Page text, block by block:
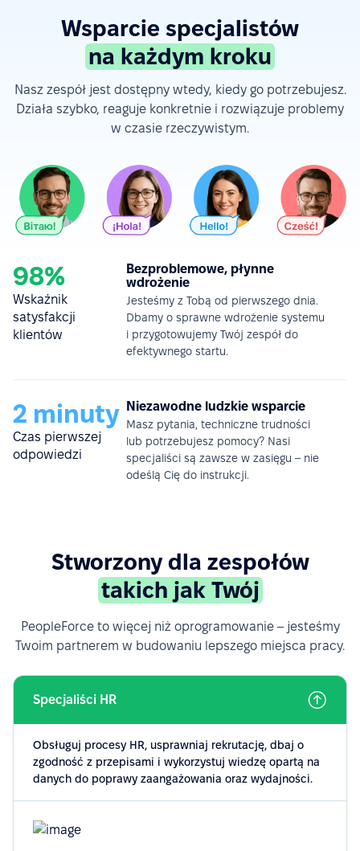
Wsparcie specjalistów
na każdym kroku
Nasz zespół jest dostępny wtedy, kiedy go potrzebujesz.
Działa szybko, reaguje konkretnie i rozwiązuje problemy
w czasie rzeczywistym.
98%
Wskaźnik
satysfakcji
klientów
Bezproblemowe, płynne
wdrożenie
Jesteśmy z Tobą od pierwszego dnia.
Dbamy o sprawne wdrożenie systemu
i przygotowujemy Twój zespół do
efektywnego startu.
2 minuty
Czas pierwszej
odpowiedzi
Niezawodne ludzkie wsparcie
Masz pytania, techniczne trudności
lub potrzebujesz pomocy? Nasi
specjaliści są zawsze w zasięgu – nie
odeślą Cię do instrukcji.
Stworzony dla zespołów
takich jak Twój
PeopleForce to więcej niż oprogramowanie – jesteśmy
Twoim partnerem w budowaniu lepszego miejsca pracy.
Specjaliści HR
Obsługuj procesy HR, usprawniaj rekrutację, dbaj o
zgodność z przepisami i wykorzystuj wiedzę opartą na
danych do poprawy zaangażowania oraz wydajności.